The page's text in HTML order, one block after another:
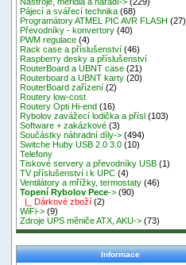
Pájecí a svářecí technika (68)
Programátory ATMEL PIC AVR FLASH (27)
Převodníky - konvertory (40)
PWM regulace (4)
Rack case a příslušenství (46)
Raspberry desky a příslušenství
RouterBoard a UBNT case (21)
Routerboard a UBNT karty (20)
RouterBoard zařízení (2)
Routery low-cost
Routery Opti Hi-end (16)
Rybolov zavážecí lodička a přísl (103)
Software + zakázkové (3)
Součástky náhradní díly-> (494)
Switche Huby USB 2.0 3.0 (10)
Telefony
Tiskové servery a převodníky USB (1)
TV příslušenství i k UPC (4)
Ventilátory a mřížky, termostaty (46)
Topení Rybolov Pece-> (90)
|_ Dárkové zboží (2)
WiFi-> (9)
Zdroje UPS měniče ATX, AKU-> (73)
Informace